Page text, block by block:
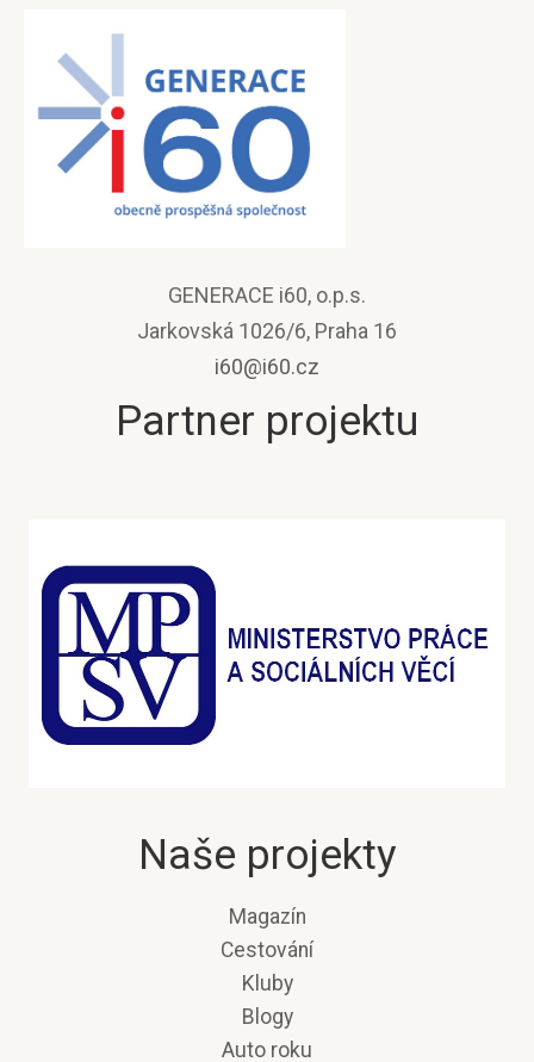
GENERACE i60, o.p.s.
Jarkovská 1026/6, Praha 16
i60@i60.cz
Partner projektu
Naše projekty
Magazín
Cestování
Kluby
Blogy
Auto roku